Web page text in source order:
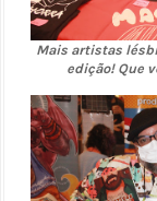
Mais artistas
edição! Que